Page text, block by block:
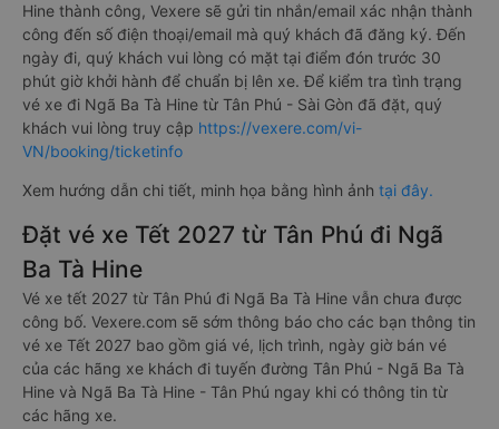
Hine thành công, Vexere sẽ gửi tin nhắn/email xác nhận thành
công đến số điện thoại/email mà quý khách đã đăng ký. Đến
ngày đi, quý khách vui lòng có mặt tại điểm đón trước 30
phút giờ khởi hành để chuẩn bị lên xe. Để kiểm tra tình trạng
vé xe đi Ngã Ba Tà Hine từ Tân Phú - Sài Gòn đã đặt, quý
khách vui lòng truy cập https://vexere.com/vi-
VN/booking/ticketinfo
Xem hướng dẫn chi tiết, minh họa bằng hình ảnh tại đây.
Đặt vé xe Tết 2027 từ Tân Phú đi Ngã
Ba Tà Hine
Vé xe tết 2027 từ Tân Phú đi Ngã Ba Tà Hine vẫn chưa được
công bố. Vexere.com sẽ sớm thông báo cho các bạn thông tin
vé xe Tết 2027 bao gồm giá vé, lịch trình, ngày giờ bán vé
của các hãng xe khách đi tuyến đường Tân Phú - Ngã Ba Tà
Hine và Ngã Ba Tà Hine - Tân Phú ngay khi có thông tin từ
các hãng xe.